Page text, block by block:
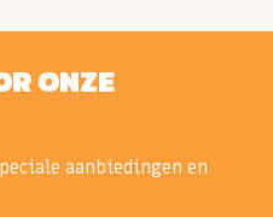
ONZE
aanbiedingen en